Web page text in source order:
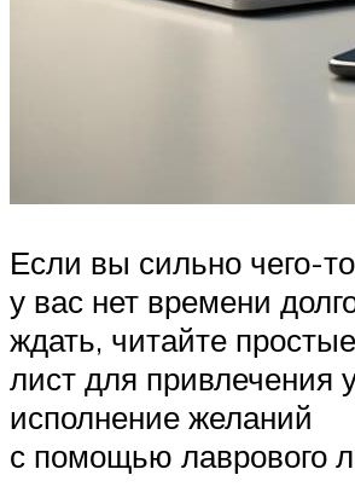
Если вы сильно чего-
у вас нет времени
ждать, читайте
лист для привлечения
исполнение желаний
с помощью лаврового